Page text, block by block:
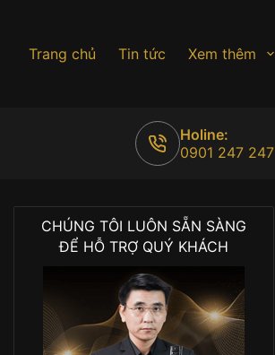
Trang chủ Tin tức Xem thêm
Holine:
0901 247 247
CHÚNG TÔI LUÔN SẴN SÀNG
ĐỂ HỖ TRỢ QUÝ KHÁCH